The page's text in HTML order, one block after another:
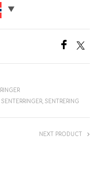
SENTERRINGER SENTRERING
NEXT PRODUCT